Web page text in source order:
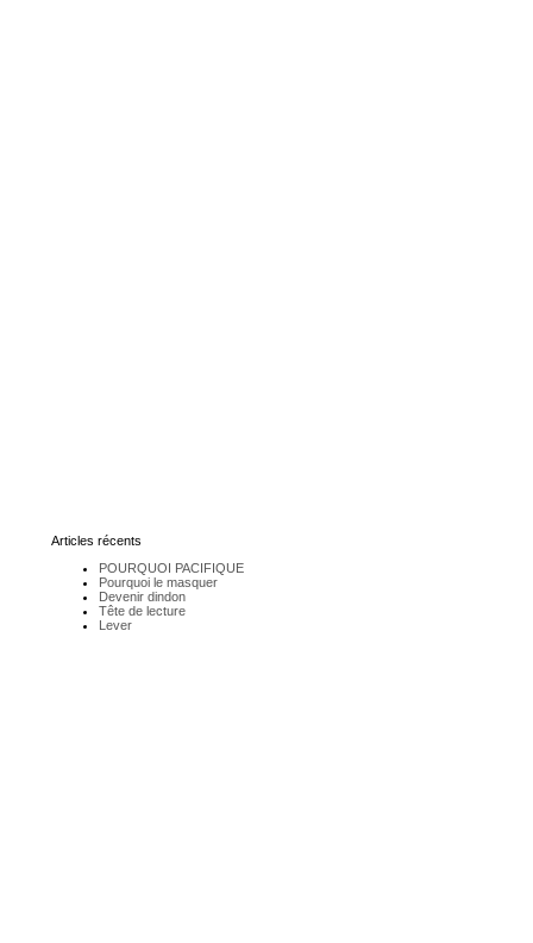
Articles récents
POURQUOI PACIFIQUE
Pourquoi le masquer
Devenir dindon
Tête de lecture
Lever